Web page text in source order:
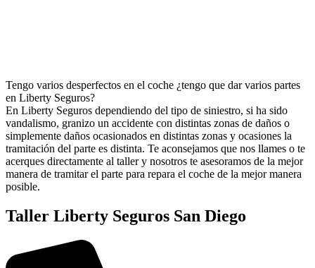
Tengo varios desperfectos en el coche ¿tengo que dar varios partes
en Liberty Seguros?
En Liberty Seguros dependiendo del tipo de siniestro, si ha sido
vandalismo, granizo un accidente con distintas zonas de daños o
simplemente daños ocasionados en distintas zonas y ocasiones la
tramitación del parte es distinta. Te aconsejamos que nos llames o te
acerques directamente al taller y nosotros te asesoramos de la mejor
manera de tramitar el parte para repara el coche de la mejor manera
posible.
Taller Liberty Seguros San Diego